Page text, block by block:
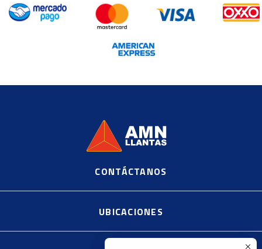
2020, AMN Supplier Llantas https://es.shopify.com
CONTÁCTANOS
UBICACIONES